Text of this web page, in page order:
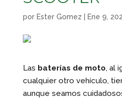
por Ester Gomez Ene 9,
Las baterías de moto, al
cualquier otro vehículo,
aunque seamos